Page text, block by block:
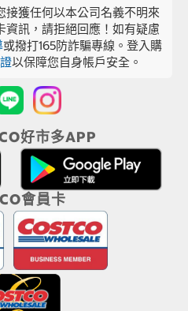
接獲任何以本公司名義不明來
資訊，請拒絕回應！如有疑慮
或撥打165防詐騙專線。登入購
以保障您自身帳戶安全。
好市多APP
會員卡